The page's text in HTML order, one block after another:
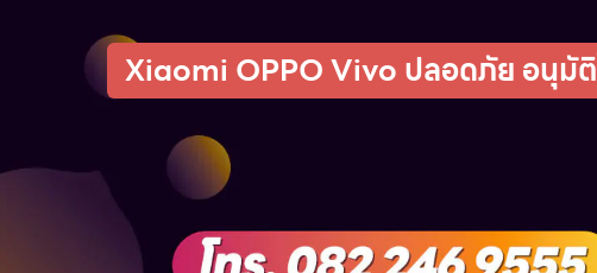
Xiaomi OPPO Vivo ปลอดภัย อนุมั